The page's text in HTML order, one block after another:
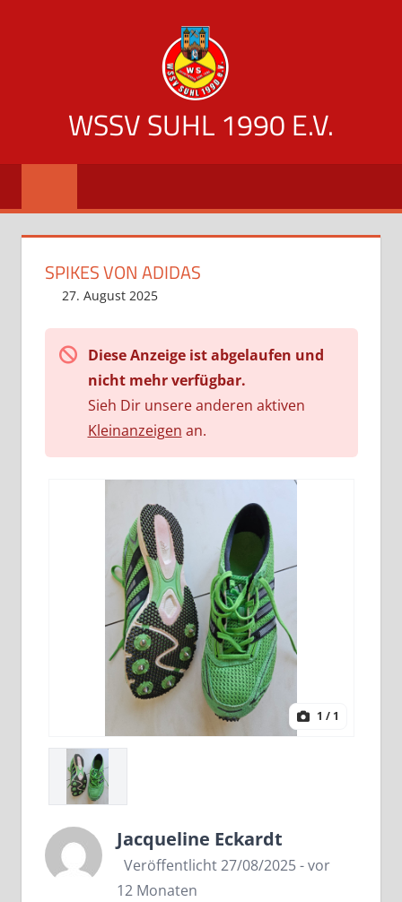
WSSV SUHL 1990 E.V.
offizielle
WSSV
1990SPIKES VON ADIDAS
27. August 2025
Diese Anzeige ist abgelaufen und
nicht mehr verfügbar.
Sieh Dir unsere anderen aktiven
Kleinanzeigen an.
1 / 1
Jacqueline Eckardt
Veröffentlicht 27/08/2025 - vor
12 Monaten